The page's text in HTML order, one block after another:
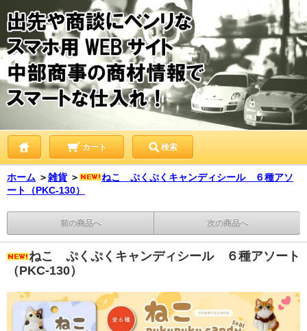
カート 検索
ホーム ＞雑貨 ＞
ねこ ぷくぷくキャンディシール ６種アソ
ート（PKC-130）
前の商品へ 次の商品へ
ねこ ぷくぷくキャンディシール ６種アソート
（PKC-130）